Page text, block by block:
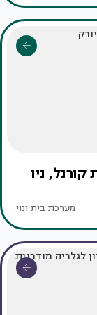
ניו
מערכת בית ונוי